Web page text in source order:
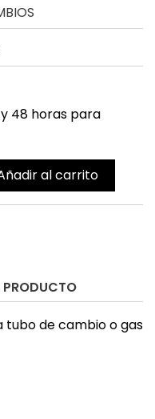
48 horas para
al carrito
PRODUCTO
de cambio o gas